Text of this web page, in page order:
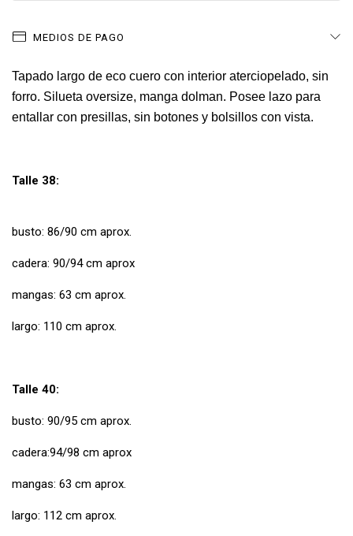
MEDIOS DE PAGO
Tapado largo de eco cuero con interior aterciopelado, sin
forro. Silueta oversize, manga dolman. Posee lazo para
entallar con presillas, sin botones y bolsillos con vista.
Talle 38:
busto: 86/90 cm aprox.
cadera: 90/94 cm aprox
mangas: 63 cm aprox.
largo: 110 cm aprox.
Talle 40:
busto: 90/95 cm aprox.
cadera:94/98 cm aprox
mangas: 63 cm aprox.
largo: 112 cm aprox.